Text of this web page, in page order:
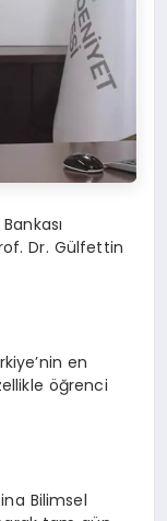
Dr. Gülfettin
en
öğrenci
Bilimsel